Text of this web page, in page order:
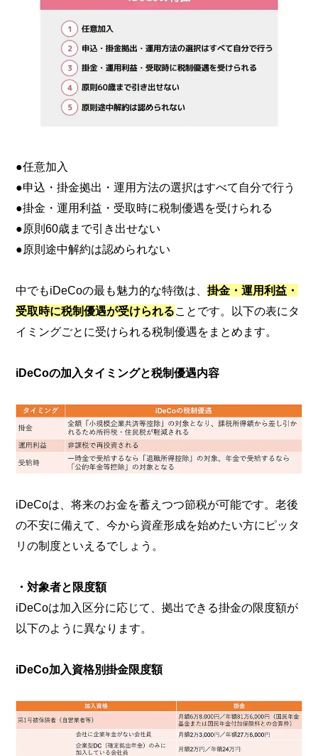
●任意加入
●申込・掛金拠出・運用方法の選択はすべて自分で行う
●掛金・運用利益・受取時に税制優遇を受けられる
●原則60歳まで引き出せない
●原則途中解約は認められない
中でもiDeCoの最も魅力的な特徴は、掛金・運用利益・
受取時に税制優遇が受けられることです。以下の表にタ
イミングごとに受けられる税制優遇をまとめます。
iDeCoの加入タイミングと税制優遇内容
iDeCoは、将来のお金を蓄えつつ節税が可能です。老後
の不安に備えて、今から資産形成を始めたい方にピッタ
リの制度といえるでしょう。
・対象者と限度額
iDeCoは加入区分に応じて、拠出できる掛金の限度額が
以下のように異なります。
iDeCo加入資格別掛金限度額